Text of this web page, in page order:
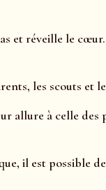
et réveille le cœur.
les scouts et
allure à celle des
il est possible